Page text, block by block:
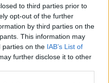
to third parties prior to
opt-out of the further
by third parties on the
This information may
parties on the IAB’s List of
further disclose it to other
σε Ινφαντίνο
εξάμηνο, στα 550
313 εκατ. ευρώ.